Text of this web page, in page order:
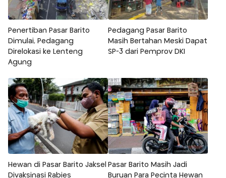
Penertiban Pasar Barito
Dimulai, Pedagang
Direlokasi ke Lenteng
Agung
Pedagang Pasar Barito
Masih Bertahan Meski Dapat
SP-3 dari Pemprov DKI
Hewan di Pasar Barito Jaksel
Divaksinasi Rabies
Pasar Barito Masih Jadi
Buruan Para Pecinta Hewan